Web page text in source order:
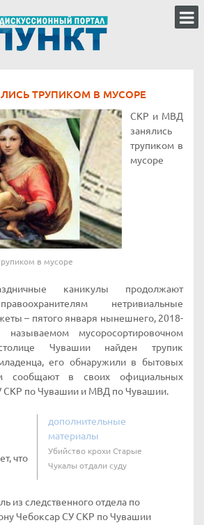
ТРУПИКОМ В МУСОРЕ
в мусоре
СКР и МВД
занялись
трупиком в
мусоре
каникулы продолжают
нетривиальные
– пятого января нынешнего, 2018-
мусоросортировочном
Чувашии найден трупик
его обнаружили в бытовых
сообщают в своих официальных
СКР по Чувашии и МВД по Чувашии.
дополнительные
материалы
Убийство крохи Старые
Чукалы отдали суду
что
из следственного отдела по
Чебоксар СУ СКР по Чувашии